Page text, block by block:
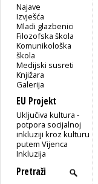
Najave
Izvješća
Mladi glazbenici
Filozofska škola
Komunikološka
škola
Medijski susreti
Knjižara
Galerija
EU Projekt
Uključiva kultura -
potpora socijalnoj
inkluziji kroz kulturu
putem Vijenca
Inkluzija